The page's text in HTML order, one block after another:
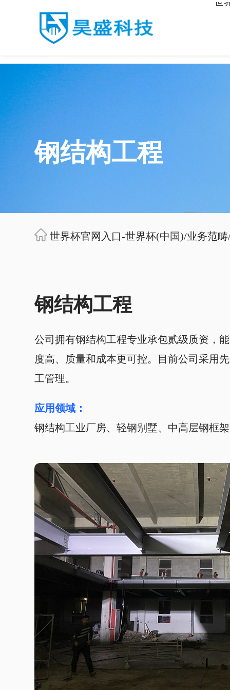
世
钢结构工程
世界杯官网入口-世界杯(中国)/业务范畴
钢结构工程
公司拥有钢结构工程专业承包贰级质资，
度高、质量和成本更可控。目前公司采用
工管理。
应用领域：
钢结构工业厂房、轻钢别墅、中高层钢框